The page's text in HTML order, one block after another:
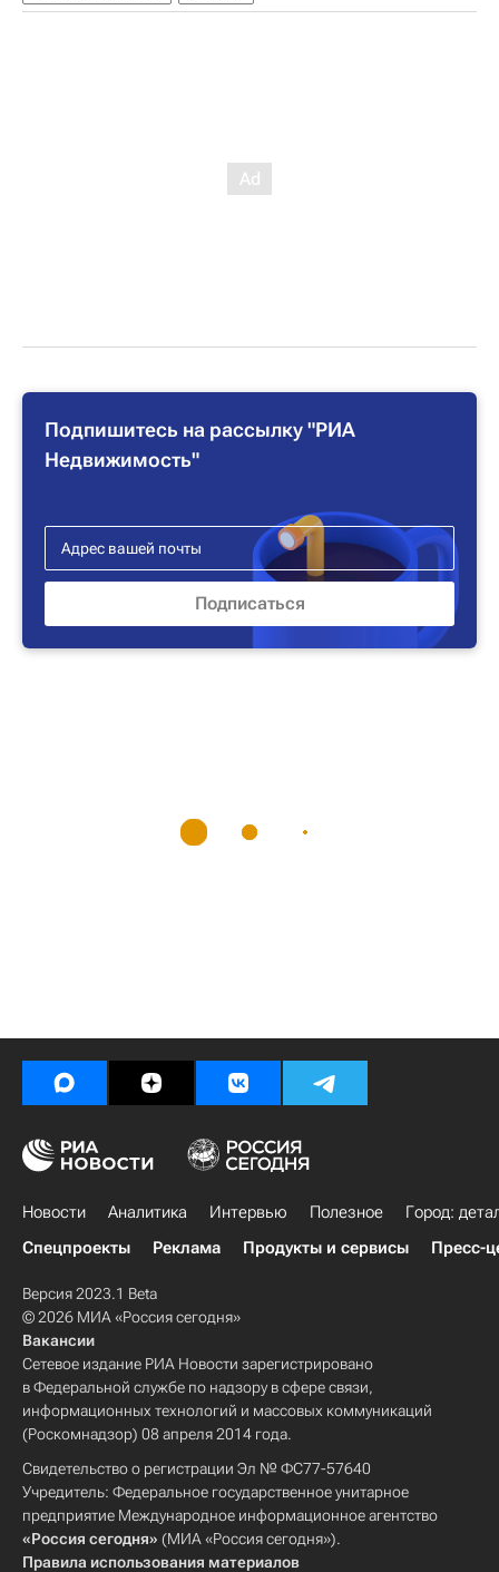
Подпишитесь на рассылку "РИА
Недвижимость"
Новости Аналитика Интервью Полезное
Город:
Спецпроекты
Реклама Продукты и сервисы Пресс-
Версия 2023.1 Beta
© 2026 МИА «Россия сегодня»
Вакансии
Сетевое издание РИА Новости зарегистрировано
в Федеральной службе по надзору в сфере связи,
информационных технологий и массовых коммуникаций
(Роскомнадзор) 08 апреля 2014 года.
Свидетельство о регистрации Эл № ФС77-57640
Учредитель: Федеральное государственное унитарное
предприятие Международное информационное агентство
«Россия сегодня» (МИА «Россия сегодня»).
Правила использования материалов